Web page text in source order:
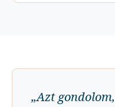
„Azt